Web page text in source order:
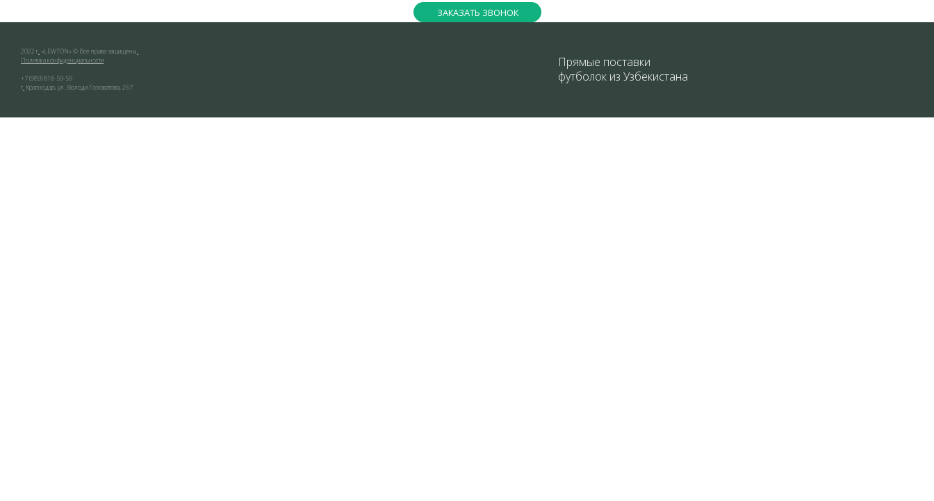
ЗАКАЗАТЬ ЗВОНОК
2022 г. «LEWTON» © Все права защищены.
Политика конфиденциальности
+7 (989) 818-59-59
г. Краснодар, ул. Володи Головатова, 267
Прямые поставки
футболок из Узбекистана